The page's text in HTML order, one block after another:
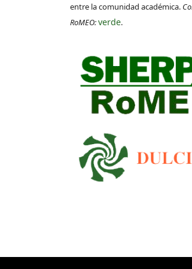
entre la comunidad académica.
RoMEO:verde.